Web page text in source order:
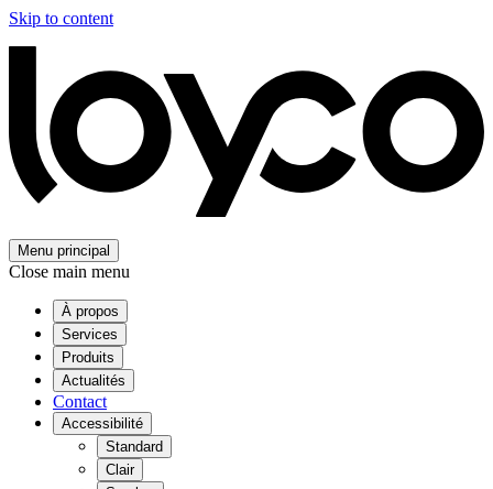
Skip to content
Menu principal
Close main menu
À propos
Services
Produits
Actualités
Contact
Accessibilité
Standard
Clair